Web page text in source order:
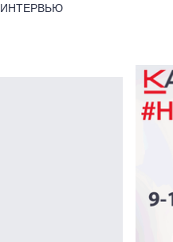
ИНТЕРВЬЮ